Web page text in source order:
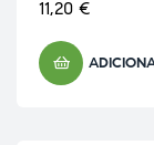
11,20 €